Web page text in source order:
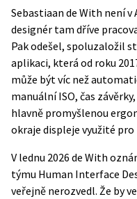
Sebastiaan de With není
designér tam dříve
Pak odešel, spoluzaložil
aplikaci, která od roku
může být víc než
manuální ISO, čas
hlavně promyšlenou
okraje displeje využité
V lednu 2026 de With
týmu Human Interface
veřejně nerozvedl. Že by